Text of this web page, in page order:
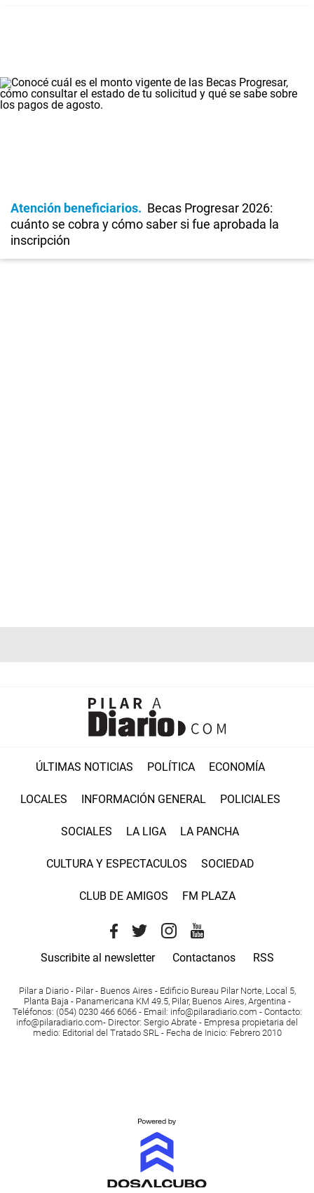
Atención beneficiarios
Becas Progresar 2026:
cuánto se cobra y cómo saber si fue aprobada la
inscripción
ÚLTIMAS NOTICIAS POLÍTICA ECONOMÍA
LOCALES INFORMACIÓN GENERAL POLICIALES
SOCIALES LA LIGA LA PANCHA
CULTURA Y ESPECTACULOS SOCIEDAD
CLUB DE AMIGOS FM PLAZA
Suscribite al newsletter Contactanos RSS
Pilar a Diario - Pilar - Buenos Aires - Edificio Bureau Pilar Norte, Local 5,
Planta Baja - Panamericana KM 49.5, Pilar, Buenos Aires, Argentina -
Teléfonos: (054) 0230 466 6066 - Email : info@pilaradiario.com - Contacto:
info@pilaradiario.com- Director: Sergio Abrate - Empresa propietaria del
medio: Editorial del Tratado SRL - Fecha de Inicio: Febrero 2010